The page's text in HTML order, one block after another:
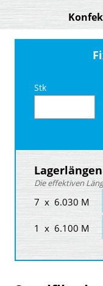
Stk
Lagerlängen
Die effektiven
7 x 6.030 M
1 x 6.100 M